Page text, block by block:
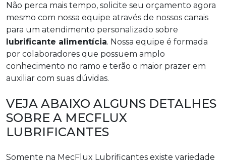
Não perca mais tempo, solicite seu orçamento agora
mesmo com nossa equipe através de nossos canais
para um atendimento personalizado sobre
lubrificante alimentícia. Nossa equipe é formada
por colaboradores que possuem amplo
conhecimento no ramo e terão o maior prazer em
auxiliar com suas dúvidas.
VEJA ABAIXO ALGUNS DETALHES
SOBRE A MECFLUX
LUBRIFICANTES
Somente na MecFlux Lubrificantes existe variedade